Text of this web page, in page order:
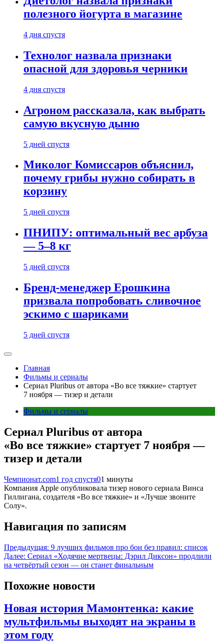
полезного йогурта в магазине
4 дня спустя
Технолог назвала признаки
опасной для здоровья черники
4 дня спустя
Агроном рассказала, как выбрать
самую вкусную дыню
5 дней спустя
Миколог Комиссаров объяснил,
почему грибы нужно собирать в
корзину
5 дней спустя
ПНИПУ: оптимальный вес арбуза
— 5–8 кг
5 дней спустя
Бренд-менеджер Ерошкина
призвала попробовать сливочное
эскимо с шариками
5 дней спустя
Главная
Фильмы и сериалы
Сериал Pluribus от автора «Во все тяжкие» стартует
7 ноября — тизер и детали
Фильмы и сериалы
Сериал Pluribus от автора
«Во все тяжкие» стартует 7 ноября —
тизер и детали
Чемпионат.com1 год спустя01 минуты
Компания Apple опубликовала тизер нового сериала Винса
Гиллигана, создателя «Во все тяжкие» и «Лучше звоните
Солу».
Навигация по записям
Предыдущая: 9 лучших фильмов про бои без правил: список
Далее: Сериал «Ходячие мертвецы: Дэрил Диксон» продлили
на четвёртый сезон — он станет финальным
Похожие новости
Новая история Мамонтенка: какие
мультфильмы выходят на экраны в
этом году